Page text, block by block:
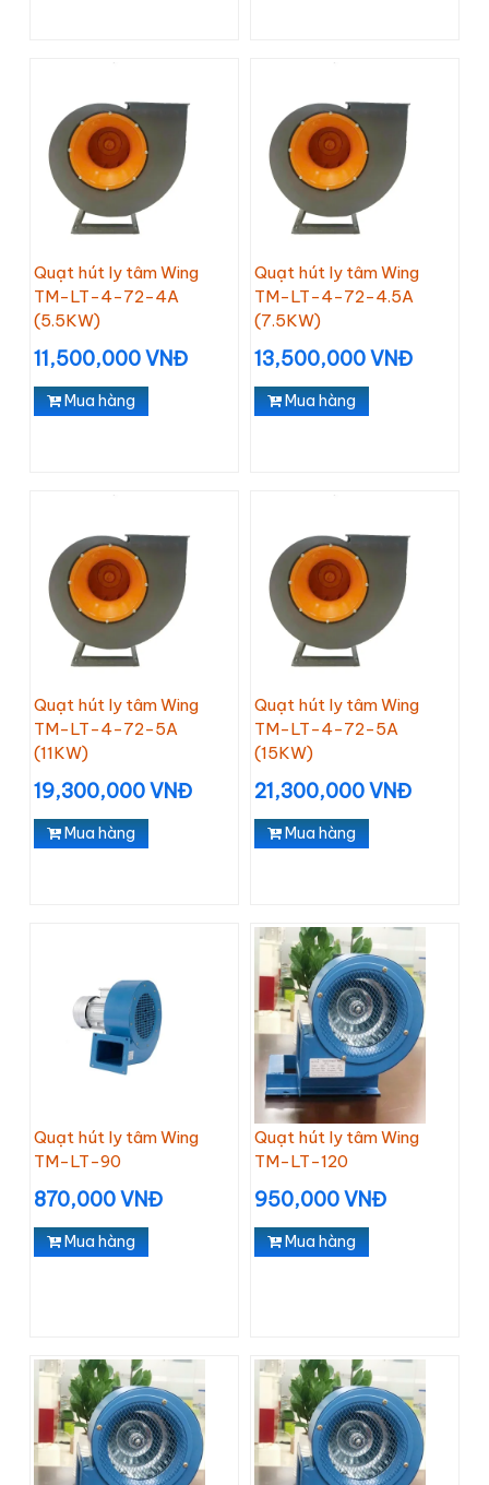
Quạt hút ly tâm Wing
TM-LT-4-72-4A
(5.5KW)
11,500,000 VNĐ
Mua hàng
Quạt hút ly tâm Wing
TM-LT-4-72-4.5A
(7.5KW)
13,500,000 VNĐ
Mua hàng
Quạt hút ly tâm Wing
TM-LT-4-72-5A
(11KW)
19,300,000 VNĐ
Mua hàng
Quạt hút ly tâm Wing
TM-LT-4-72-5A
(15KW)
21,300,000 VNĐ
Mua hàng
Quạt hút ly tâm Wing
TM-LT-90
870,000 VNĐ
Mua hàng
Quạt hút ly tâm Wing
TM-LT-120
950,000 VNĐ
Mua hàng